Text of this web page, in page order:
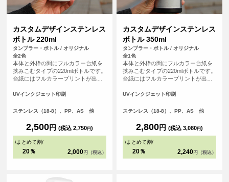
カスタムデザインステンレス
ボトル 220ml
タンブラー・ボトル / オリジナル
全2色
本体と外枠の間にフルカラー台紙を
挟みこむタイプの220mlボトルです。
台紙にはフルカラープリントが出来
もOK、手書きのデザイン等、自由自
描いたデザイン等、チームやご卒業
です。
UVインクジェット印刷
ステンレス（18-8）、PP、AS 他
2,500円 (税込 2,750円)
\まとめて割/
20％ 2,000 円（税込）
カスタムデザインステンレス
ボトル 350ml
タンブラー・ボトル / オリジナル
全1色
本体と外枠の間にフルカラー台紙を
挟みこむタイプの220mlボトルです。
台紙にはフルカラープリントが出来
もOK、手書きのデザイン等、自由自
描いたデザイン等、チームやご卒業
です。
UVインクジェット印刷
ステンレス（18-8）、PP、AS 他
2,800円 (税込 3,080円)
\まとめて割/
20％ 2,240 円（税込）